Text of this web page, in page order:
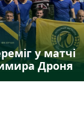
у матчі
Дроня